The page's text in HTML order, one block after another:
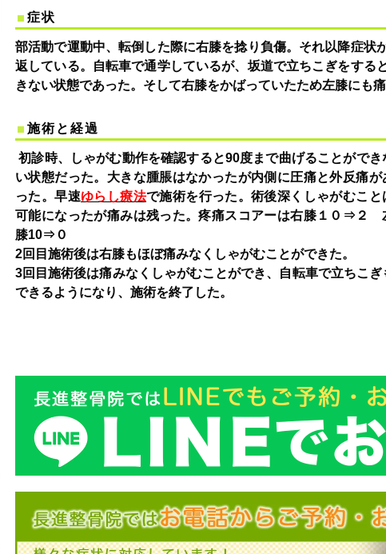
症状
部活動で運動中、転倒した際に右膝を捻り負傷。それ以降症状
返している。自転車で通学しているが、坂道で立ちこぎをする
きない状態であった。そして右膝をかばっていたため左膝にも
施術と経過
初診時、しゃがむ動作を確認すると90度まで曲げることができ
い状態だった。大きな腫脹はなかったが内側に圧痛と外反痛が
った。早速ゆらし療法で施術を行った。術後深くしゃがむこと
可能になったが痛みは残った。疼痛スコアーは右膝１０⇒２
膝10⇒０
2回目施術後は右膝もほぼ痛みなくしゃがむことができた。
3回目施術後は痛みなくしゃがむことができ、自転車で立ちこぎ
できるようになり、施術を終了した。